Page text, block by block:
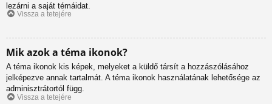
lezárni a saját témáidat.
Vissza a tetejére
Mik azok a téma ikonok?
A téma ikonok kis képek, melyeket a küldő társít a hozzászólásához
jelképezve annak tartalmát. A téma ikonok használatának lehetősége az
adminisztrátortól függ.
Vissza a tetejére